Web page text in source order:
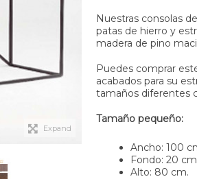
Expand
Nuestras consolas
patas de hierro y
madera de pino
Puedes comprar
acabados para su
tamaños diferentes
Tamaño pequeño:
Ancho: 100
Fondo: 20
Alto: 80 cm.